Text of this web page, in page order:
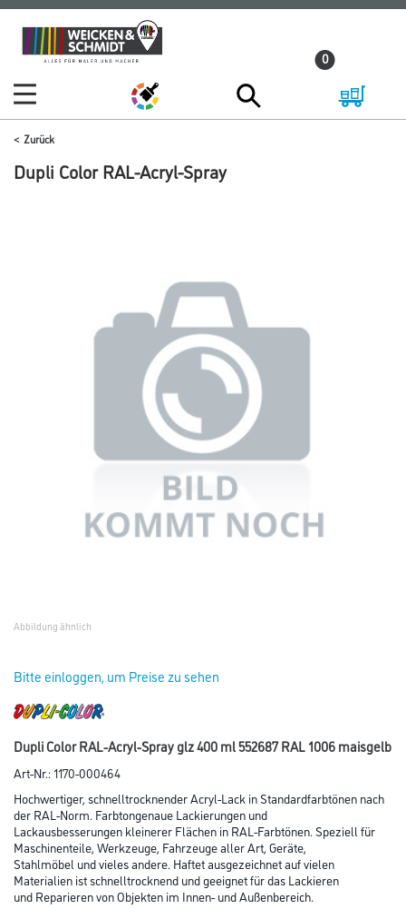
Zum
Inhalt
Zum
Navigationsmenü
0
Zurück
Dupli Color RAL-Acryl-Spray
Abbildung ähnlich
Bitte einloggen, um Preise zu sehen
Dupli Color RAL-Acryl-Spray glz 400 ml 552687 RAL 1006 maisgelb
Art-Nr.:1170-000464
Hochwertiger, schnelltrocknender Acryl-Lack in Standardfarbtönen nach
der RAL-Norm. Farbtongenaue Lackierungen und
Lackausbesserungen kleinerer Flächen in RAL-Farbtönen. Speziell für
Maschinenteile, Werkzeuge, Fahrzeuge aller Art, Geräte,
Stahlmöbel und vieles andere. Haftet ausgezeichnet auf vielen
Materialien ist schnelltrocknend und geeignet für das Lackieren
und Reparieren von Objekten im Innen- und Außenbereich.